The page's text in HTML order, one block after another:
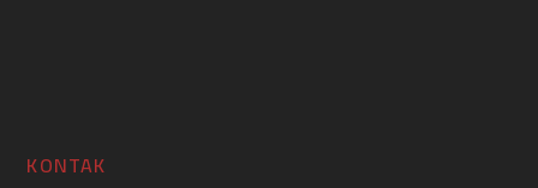
KONTAK